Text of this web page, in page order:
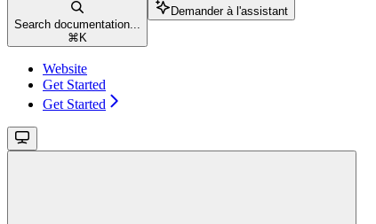
Search documentation...
⌘ K
Demander à l'assistant
Website
Get Started
Get Started